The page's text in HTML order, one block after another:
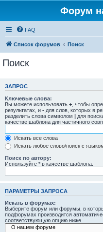
Форум
FAQ
Список форумов Поиск
Поиск
ЗАПРОС
Ключевые слова:
Вы можете использовать + , чтобы
результатах, и - для слов, которых в
разделить слова символом | для
качестве шаблона для частичного
Искать все слова
Искать любое слово/поиск с
Поиск по автору:
Используйте * в качестве шаблона.
ПАРАМЕТРЫ ЗАПРОСА
Искать в форумах:
Выберите форум или форумы, в
подфорумах производится
соответствующую опцию ниже.